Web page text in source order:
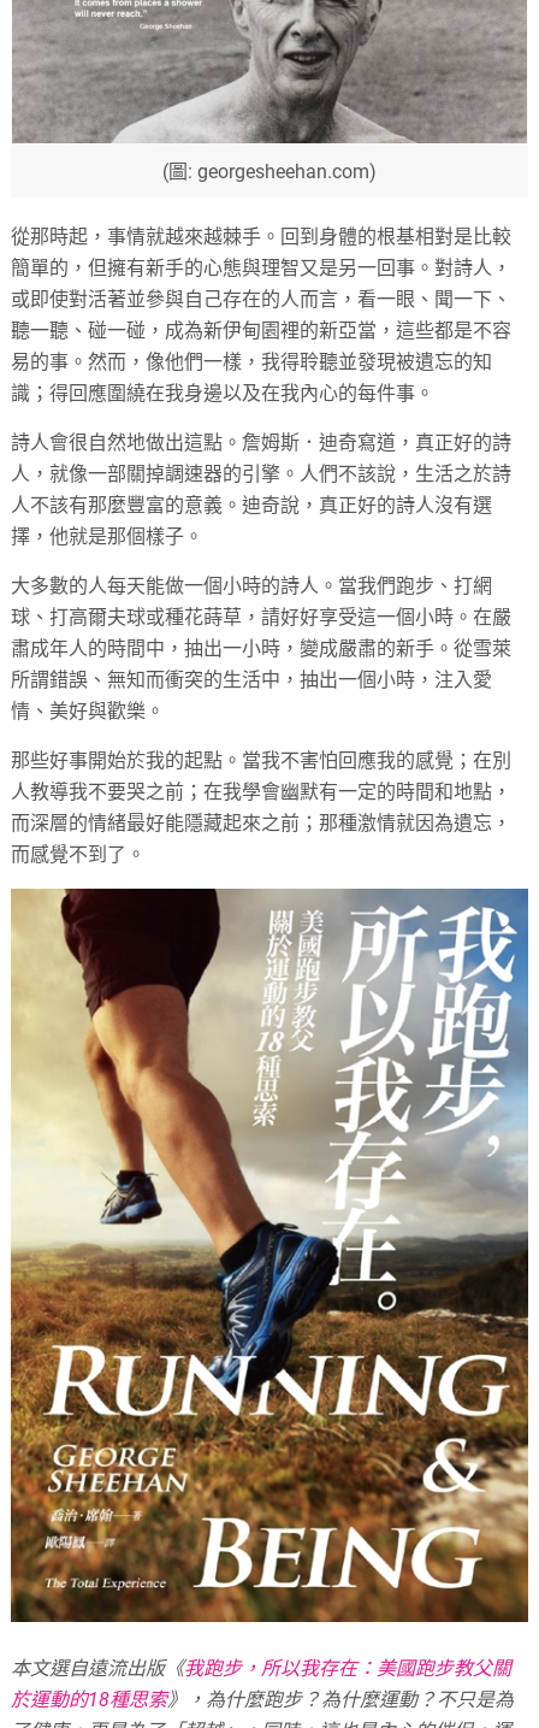
(圖: georgesheehan.com)
從那時起，事情就越來越棘手。回到身體的根基相對是比較
簡單的，但擁有新手的心態與理智又是另一回事。對詩人，
或即使對活著並參與自己存在的人而言，看一眼、聞一下、
聽一聽、碰一碰，成為新伊甸園裡的新亞當，這些都是不容
易的事。然而，像他們一樣，我得聆聽並發現被遺忘的知
識；得回應圍繞在我身邊以及在我內心的每件事。
詩人會很自然地做出這點。詹姆斯．迪奇寫道，真正好的詩
人，就像一部關掉調速器的引擎。人們不該說，生活之於詩
人不該有那麼豐富的意義。迪奇說，真正好的詩人沒有選
擇，他就是那個樣子。
大多數的人每天能做一個小時的詩人。當我們跑步、打網
球、打高爾夫球或種花蒔草，請好好享受這一個小時。在嚴
肅成年人的時間中，抽出一小時，變成嚴肅的新手。從雪萊
所謂錯誤、無知而衝突的生活中，抽出一個小時，注入愛
情、美好與歡樂。
那些好事開始於我的起點。當我不害怕回應我的感覺；在別
人教導我不要哭之前；在我學會幽默有一定的時間和地點，
而深層的情緒最好能隱藏起來之前；那種激情就因為遺忘，
而感覺不到了。
本文選自遠流出版《我跑步，所以我存在：美國跑步教父關
於運動的18種思索》，為什麼跑步？為什麼運動？不只是為